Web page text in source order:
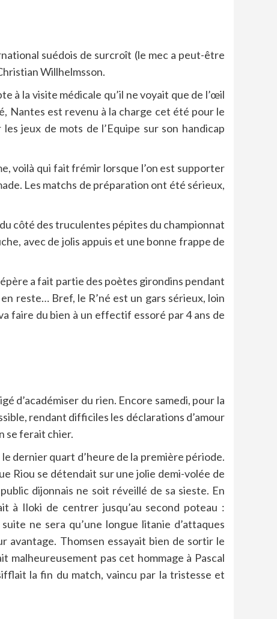
suédois de surcroît (le mec a peut-être
Willhelmsson.
à la visite médicale qu’il ne voyait que de l’œil
Nantes est revenu à la charge cet été pour le
jeux de mots de l’Equipe sur son handicap
voilà qui fait frémir lorsque l’on est supporter
Les matchs de préparation ont été sérieux,
côté des truculentes pépites du championnat
avec de jolis appuis et une bonne frappe de
a fait partie des poètes girondins pendant
reste… Bref, le R’né est un gars sérieux, loin
faire du bien à un effectif essoré par 4 ans de
d’académiser du rien. Encore samedi, pour la
rendant difficiles les déclarations d’amour
se ferait chier.
dernier quart d’heure de la première période.
Riou se détendait sur une jolie demi-volée de
dijonnais ne soit réveillé de sa sieste. En
à Iloki de centrer jusqu’au second poteau :
ne sera qu’une longue litanie d’attaques
avantage. Thomsen essayait bien de sortir le
malheureusement pas cet hommage à Pascal
la fin du match, vaincu par la tristesse et